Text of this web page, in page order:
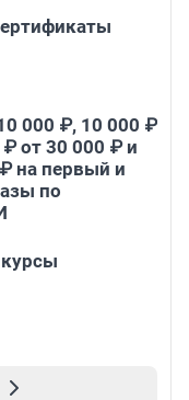
000 ₽, 10 000 ₽
от 30 000 ₽ и
на первый и
по